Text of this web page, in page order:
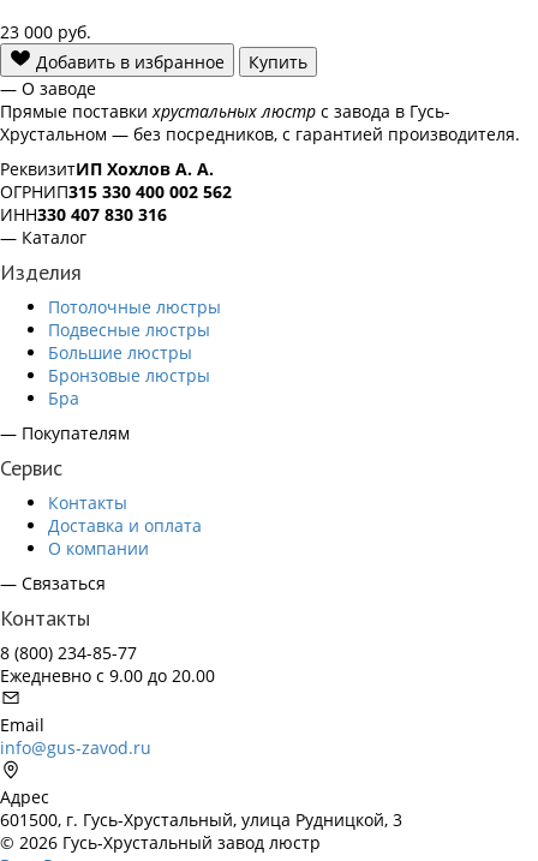
23 000 руб.
Добавить в избранное
Купить
— О заводе
Прямые поставкихрустальных люстр с завода в Гусь-
Хрустальном — без посредников, с гарантией производителя.
РеквизитИП Хохлов А. А.
ОГРНИП315 330 400 002 562
ИНН330 407 830 316
— Каталог
Изделия
Потолочные люстры
Подвесные люстры
Большие люстры
Бронзовые люстры
Бра
— Покупателям
Сервис
Контакты
Доставка и оплата
О компании
— Связаться
Контакты
8 (800) 234-85-77
Ежедневно с 9.00 до 20.00
Email
info@gus-zavod.ru
Адрес
601500, г. Гусь-Хрустальный, улица Рудницкой, 3
© 2026 Гусь-Хрустальный завод люстр